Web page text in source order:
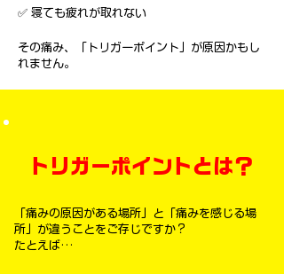
✅ 寝ても疲れが取れない
その痛み、「トリガーポイント」が原因かもし
れません。
トリガーポイントとは？
「痛みの原因がある場所」と「痛みを感じる場
所」が違うことをご存じですか？
たとえば…